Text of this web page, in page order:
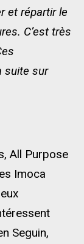
et répartir le
C’est très
suite sur
All Purpose
Imoca
Seguin,